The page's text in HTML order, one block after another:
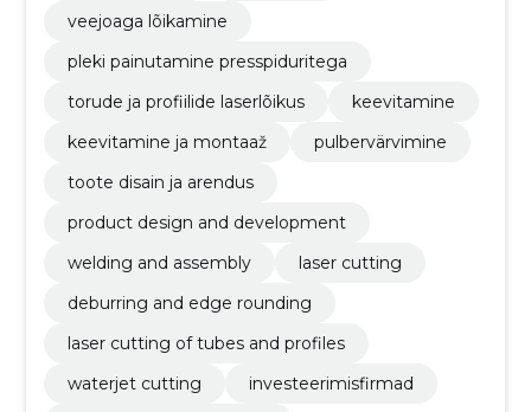
veejoaga lõikamine
pleki painutamine presspiduritega
torude ja profiilide laserlõikus
keevitamine
keevitamine ja montaaž
pulbervärvimine
toote disain ja arendus
product design and development
welding and assembly
laser cutting
deburring and edge rounding
laser cutting of tubes and profiles
waterjet cutting
investeerimisfirmad